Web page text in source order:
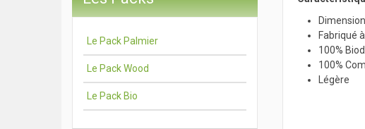
Fabriqué
100%
100%
Légère
Le Pack Palmier
Le Pack Wood
Le Pack Bio